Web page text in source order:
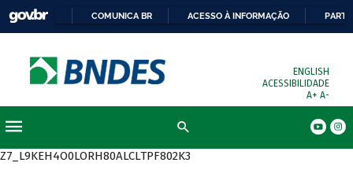
COMUNICA BR ACESSO À INFORMAÇÃO
ENGLISH
ACESSIBILIDADE
A+ A-
Z7_L9KEH4O0LORH80ALCLTPF802K3